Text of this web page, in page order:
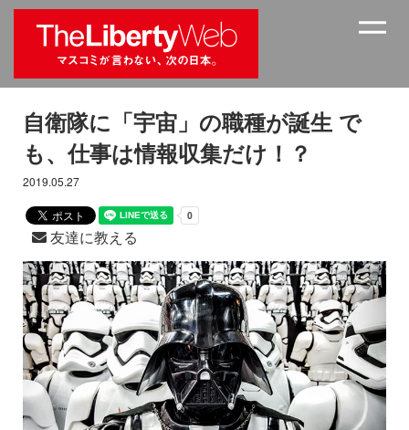
自衛隊に「宇宙」の職種が誕生 で
も、仕事は情報収集だけ！？
2019.05.27
友達に教える